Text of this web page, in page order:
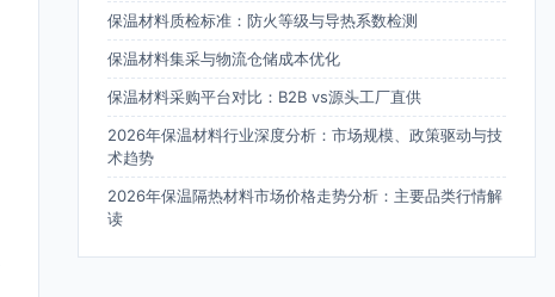
保温材料质检标准：防火等级与导热系数检测
保温材料集采与物流仓储成本优化
保温材料采购平台对比：B2B vs源头工厂直供
2026年保温材料行业深度分析：市场规模、政策驱动与技
术趋势
2026年保温隔热材料市场价格走势分析：主要品类行情解
读